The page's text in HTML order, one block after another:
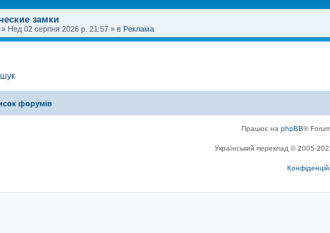
замки
» Нед 02 серпня 2026 р. 21:57 » в Реклама
форумів
Працює на phpBB®
Український переклад © 2005-